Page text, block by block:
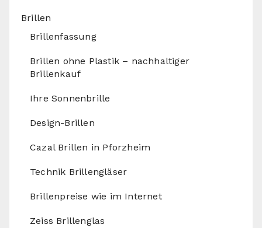
Brillen
Brillenfassung
Brillen ohne Plastik – nachhaltiger
Brillenkauf
Ihre Sonnenbrille
Design-Brillen
Cazal Brillen in Pforzheim
Technik Brillengläser
Brillenpreise wie im Internet
Zeiss Brillenglas